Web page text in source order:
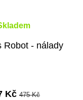
Robot - nálady
Kč475 Kč